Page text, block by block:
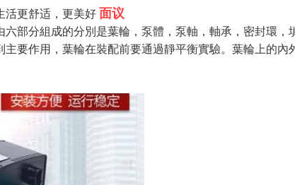
活更舒适，更美好面议
部分組成的分別是葉輪，泵體，泵軸，軸承，密封環
要作用，葉輪在裝配前要通過靜平衡實驗。葉輪上的